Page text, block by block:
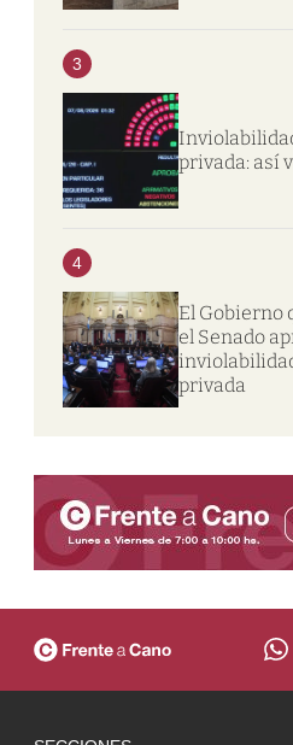
3
privada: así
4
El Gobierno
el Senado
privada